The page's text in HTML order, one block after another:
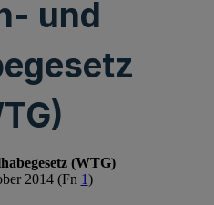
und